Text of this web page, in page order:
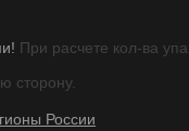
При расчете кол-ва
сторону.
России